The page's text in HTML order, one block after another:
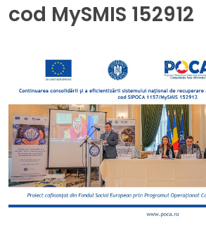
cod MySMIS 152912